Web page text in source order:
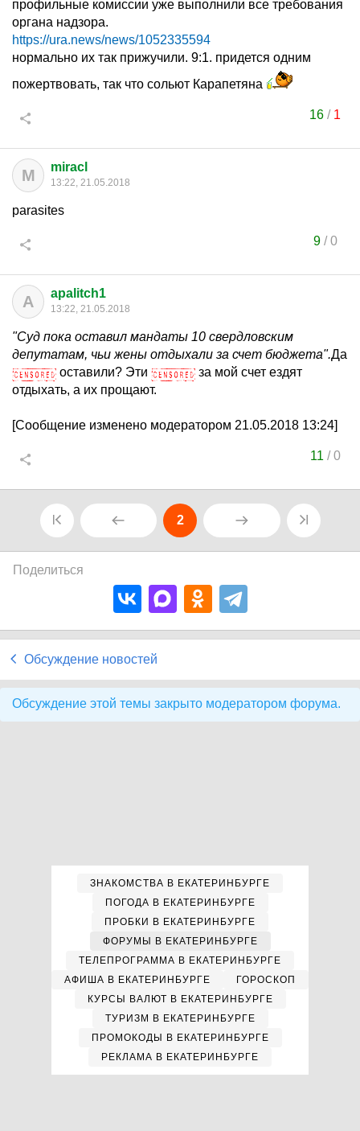
профильные комиссии уже выполнили все требования
органа надзора.
https://ura.news/news/1052335594
нормально их так прижучили. 9:1. придется одним
пожертвовать, так что сольют Карапетяна
16 / 1
M miracl
13:22, 21.05.2018
parasites
9/0
A apalitch1
13:22, 21.05.2018
"Суд пока оставил мандаты 10 свердловским
депутатам, чьи жены отдыхали за счет бюджета".Да
оставили? Эти
за мой счет ездят
отдыхать, а их прощают.
[Сообщение изменено модератором 21.05.2018 13:24]
11 /0
2
Поделиться
Обсуждение новостей
Обсуждение этой темы закрыто модератором форума.
ЗНАКОМСТВА В ЕКАТЕРИНБУРГЕ
ПОГОДА В ЕКАТЕРИНБУРГЕ
ПРОБКИ В ЕКАТЕРИНБУРГЕ
ФОРУМЫ В ЕКАТЕРИНБУРГЕ
ТЕЛЕПРОГРАММА В ЕКАТЕРИНБУРГЕ
АФИША В ЕКАТЕРИНБУРГЕ
ГОРОСКОП
КУРСЫ ВАЛЮТ В ЕКАТЕРИНБУРГЕ
ТУРИЗМ В ЕКАТЕРИНБУРГЕ
ПРОМОКОДЫ В ЕКАТЕРИНБУРГЕ
РЕКЛАМА В ЕКАТЕРИНБУРГЕ